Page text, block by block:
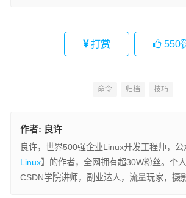
打赏 550
命令 归档 技巧
作者: 良许
良许，世界500强企业Linux开发工程师，公
Linux】的作者，全网拥有超30W粉丝。个人
CSDN学院讲师，副业达人，流量玩家，摄